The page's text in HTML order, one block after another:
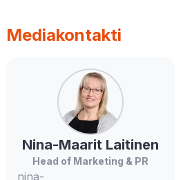
Mediakontakti
Nina-Maarit Laitinen
Head of Marketing & PR
nina-